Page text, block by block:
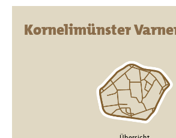
Kornelimünster